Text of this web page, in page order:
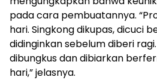
pada cara pembuatannya.
hari. Singkong dikupas, dicuci
didinginkan sebelum diberi
dibungkus dan dibiarkan
hari,” jelasnya.